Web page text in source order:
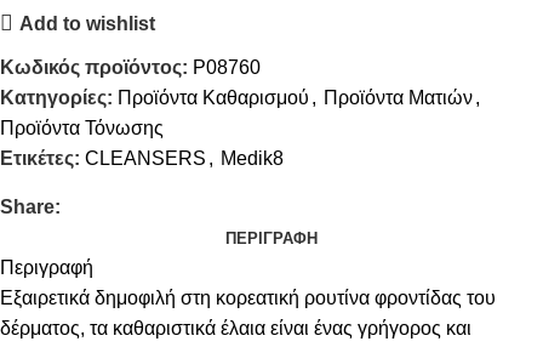
Add to wishlist
Κωδικός προϊόντος: P08760
Κατηγορίες: Προϊόντα Καθαρισμού , Προϊόντα Ματιών,
Προϊόντα Τόνωσης
Ετικέτες: CLEANSERS , Medik8
Share:
ΠΕΡΙΓΡΑΦΉ
Περιγραφή
Εξαιρετικά δημοφιλή στη κορεατική ρουτίνα φροντίδας του
δέρματος, τα καθαριστικά έλαια είναι ένας γρήγορος και